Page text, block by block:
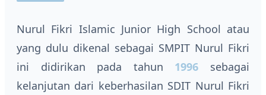
Nurul Fikri Islamic Junior High School atau
yang dulu dikenal sebagai SMPIT Nurul Fikri
ini didirikan pada tahun 1996 sebagai
kelanjutan dari keberhasilan SDIT Nurul Fikri